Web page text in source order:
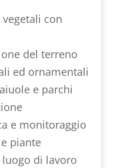
con
del terreno
ed ornamentali
e parchi
e monitoraggio
piante
luogo di lavoro